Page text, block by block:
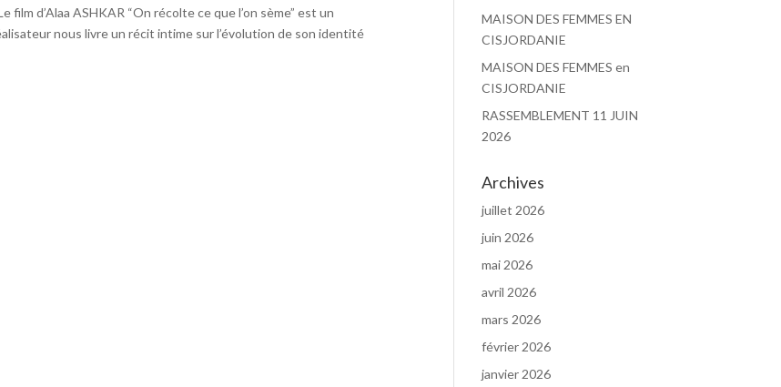
film d’Alaa ASHKAR “On récolte ce que l’on sème” est un
nous livre un récit intime sur l’évolution de son identité
MAISON DES FEMMES EN
CISJORDANIE
MAISON DES FEMMES en
CISJORDANIE
RASSEMBLEMENT 11 JUIN
2026
Archives
juillet 2026
juin 2026
mai 2026
avril 2026
mars 2026
février 2026
janvier 2026